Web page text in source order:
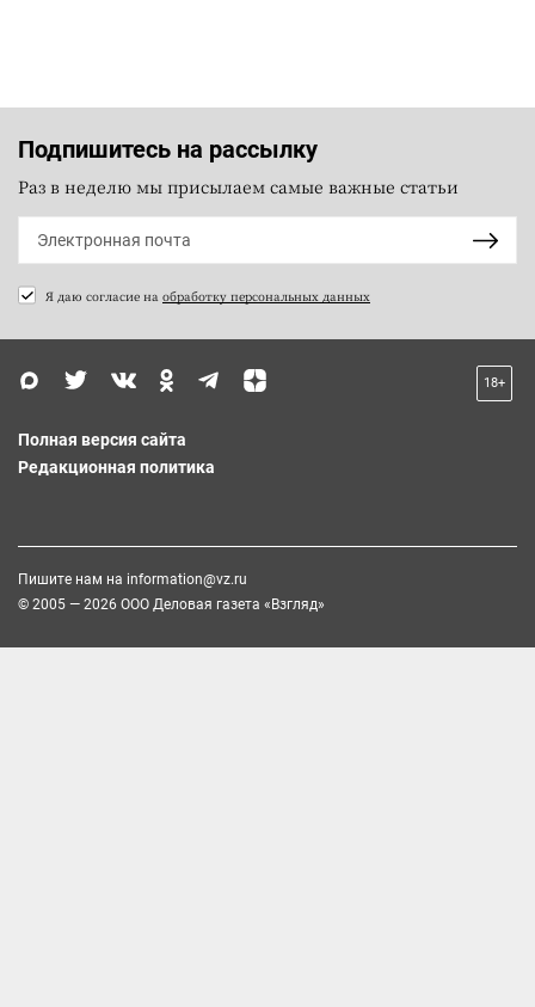
Подпишитесь на рассылку
Раз в неделю мы присылаем самые важные статьи
Я даю согласие на обработку персональных данных
18+
Полная версия сайта
Редакционная политика
Пишите нам на information@vz.ru
© 2005 — 2026 ООО Деловая газета «Взгляд»